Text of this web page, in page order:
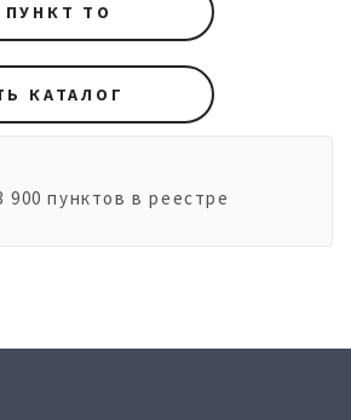
ПУНКТ ТО
КАТАЛОГ
900 пунктов в реестре